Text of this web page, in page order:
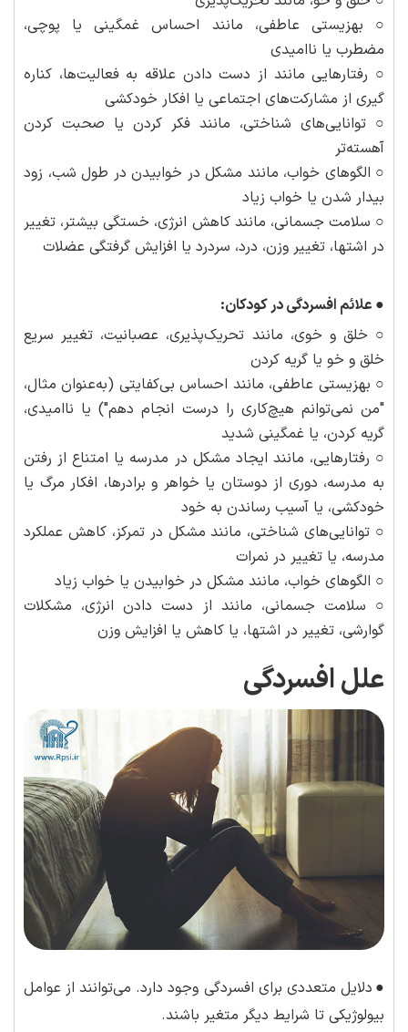
○ بهزیستی عاطفی، مانند احساس غمگینی یا پوچی،
مضطرب یا ناامیدی
○ رفتارهایی مانند از دست دادن علاقه به فعالیت‌ها، کناره
گیری از مشارکت‌های اجتماعی یا افکار خودکشی
○ توانایی‌های شناختی، مانند فکر کردن یا صحبت کردن
آهسته‌تر
○ الگوهای خواب، مانند مشکل در خوابیدن در طول شب، زود
بیدار شدن یا خواب زیاد
○ سلامت جسمانی، مانند کاهش انرژی، خستگی بیشتر، تغییر
در اشتها، تغییر وزن، درد، سردرد یا افزایش گرفتگی عضلات
● علائم افسردگی در کودکان:
○ خلق و خوی، مانند تحریک‌پذیری، عصبانیت، تغییر سریع
خلق و خو یا گریه کردن
○ بهزیستی عاطفی، مانند احساس بی‌کفایتی (به‌عنوان مثال،
"من نمی‌توانم هیچ‌کاری را درست انجام دهم") یا ناامیدی،
گریه کردن، یا غمگینی شدید
○ رفتارهایی، مانند ایجاد مشکل در مدرسه یا امتناع از رفتن
به مدرسه، دوری از دوستان یا خواهر و برادرها، افکار مرگ یا
خودکشی، یا آسیب رساندن به خود
○ توانایی‌های شناختی، مانند مشکل در تمرکز، کاهش عملکرد
مدرسه، یا تغییر در نمرات
○ الگوهای خواب، مانند مشکل در خوابیدن یا خواب زیاد
○ سلامت جسمانی، مانند از دست دادن انرژی، مشکلات
گوارشی، تغییر در اشتها، یا کاهش یا افزایش وزن
علل افسردگی
● دلایل متعددی برای افسردگی وجود دارد. می‌توانند از عوامل
بیولوژیکی تا شرایط دیگر متغیر باشند.